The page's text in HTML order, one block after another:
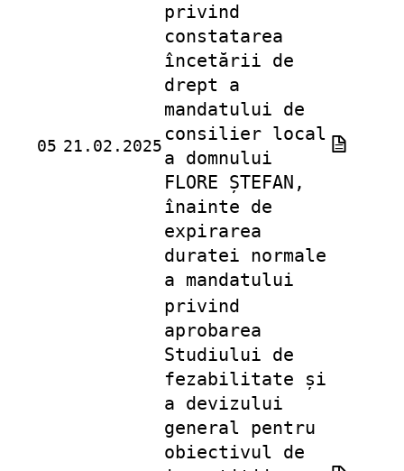
05 21.02.2025
privind
constatarea
încetării de
drept a
mandatului de
consilier local
a domnului
FLORE ȘTEFAN,
înainte de
expirarea
duratei normale
a mandatului
privind
aprobarea
Studiului de
fezabilitate și
a devizului
general pentru
obiectivul de